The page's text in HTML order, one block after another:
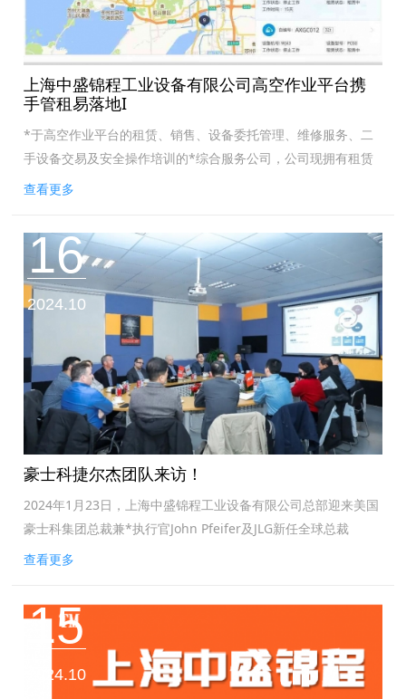
上海中盛锦程工业设备有限公司高空作业平台携
手管租易落地I
*于高空作业平台​的租赁、销售、设备委托管理、维修服务、二
手设备交易及安全操作培训的*综合服务公司，公司现拥有租赁
设备1000余台。近年来，上海中盛锦程工业设备有限公司先后
查看更多
豪士科捷尔杰团队来访！
2024年1月23日，上海中盛锦程工业设备有限公司总部迎来美国
豪士科集团总裁兼*执行官John Pfeifer及JLG新任全球总裁
Mahesh Narang带领全球高管团队来访。作为美国JLG捷尔杰...
查看更多
16
2024.10
15
2024.10